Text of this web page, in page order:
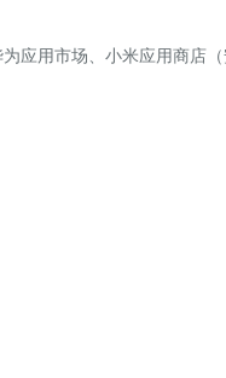
应用市场、小米应用商店